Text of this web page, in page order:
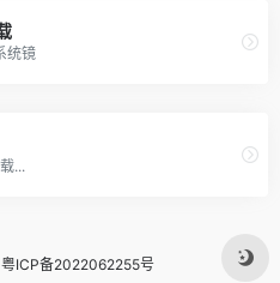
统镜
...
粤ICP备2022062255号